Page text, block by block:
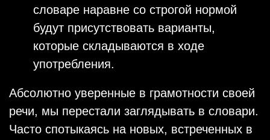
словаре наравне со строгой нормой
будут присутствовать варианты,
которые складываются в ходе
употребления.
Абсолютно уверенные в грамотности своей
речи, мы перестали заглядывать в словари.
Часто спотыкаясь на новых, встреченных в